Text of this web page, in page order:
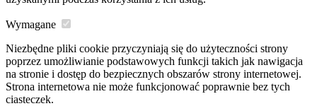
Wymagane
Niezbędne pliki cookie przyczyniają się do użyteczności strony
poprzez umożliwianie podstawowych funkcji takich jak nawigacja
na stronie i dostęp do bezpiecznych obszarów strony internetowej.
Strona internetowa nie może funkcjonować poprawnie bez tych
ciasteczek.